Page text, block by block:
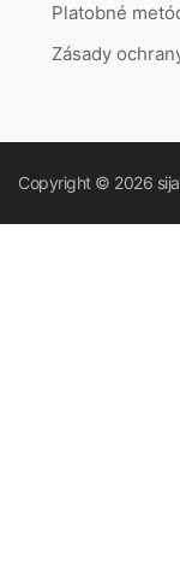
Platobné
Zásady
Copyright © 2026